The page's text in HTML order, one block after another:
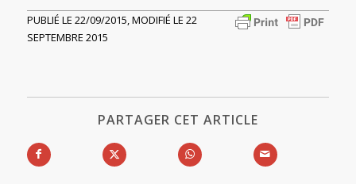
PUBLIÉ LE 22/09/2015, MODIFIÉ LE 22
SEPTEMBRE 2015
PARTAGER CET ARTICLE